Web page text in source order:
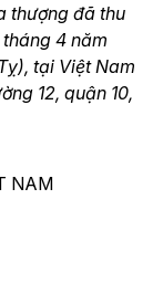
thượng đã thu
4 năm
tại Việt Nam
12, quận 10,
NAM